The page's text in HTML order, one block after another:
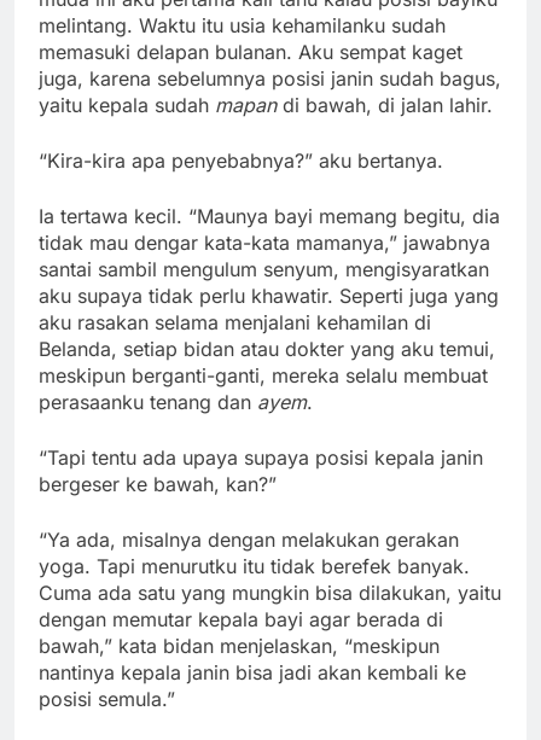
melintang. Waktu itu usia kehamilanku sudah
memasuki delapan bulanan. Aku sempat kaget
juga, karena sebelumnya posisi janin sudah bagus,
yaitu kepala sudah mapandi bawah, di jalan lahir.
“Kira-kira apa penyebabnya?” aku bertanya.
Ia tertawa kecil. “Maunya bayi memang begitu, dia
tidak mau dengar kata-kata mamanya,” jawabnya
santai sambil mengulum senyum, mengisyaratkan
aku supaya tidak perlu khawatir. Seperti juga yang
aku rasakan selama menjalani kehamilan di
Belanda, setiap bidan atau dokter yang aku temui,
meskipun berganti-ganti, mereka selalu membuat
perasaanku tenang dan ayem.
“Tapi tentu ada upaya supaya posisi kepala janin
bergeser ke bawah, kan?”
“Ya ada, misalnya dengan melakukan gerakan
yoga. Tapi menurutku itu tidak berefek banyak.
Cuma ada satu yang mungkin bisa dilakukan, yaitu
dengan memutar kepala bayi agar berada di
bawah,” kata bidan menjelaskan, “meskipun
nantinya kepala janin bisa jadi akan kembali ke
posisi semula.”